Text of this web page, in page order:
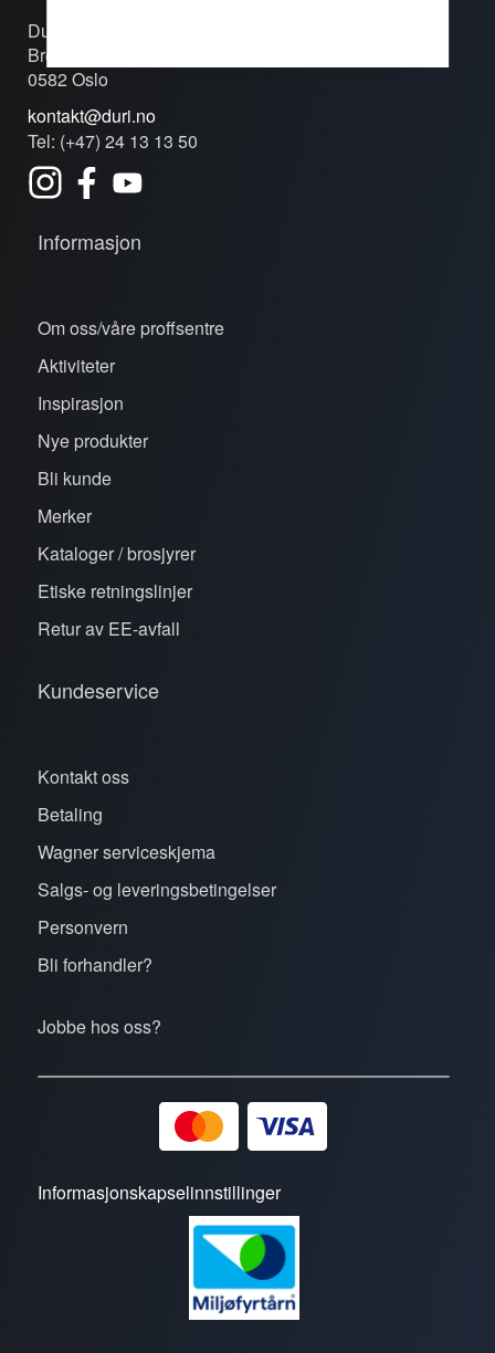
Duri Fagprofil AS
Brobekkveien 80c
0582 Oslo
kontakt@duri.no
Tel: (+47) 24 13 13 50
Informasjon
Om oss/våre proffsentre
Aktiviteter
Inspirasjon
Nye produkter
Bli kunde
Merker
Kataloger / brosjyrer
Etiske retningslinjer
Retur av EE-avfall
Kundeservice
Kontakt oss
Betaling
Wagner serviceskjema
Salgs- og leveringsbetingelser
Personvern
Bli forhandler?
Jobbe hos oss?
Informasjonskapselinnstillinger